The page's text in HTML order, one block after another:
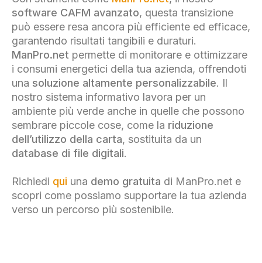
software CAFM avanzato, questa transizione
può essere resa ancora più efficiente ed efficace,
garantendo risultati tangibili e duraturi.
ManPro.net permette di monitorare e ottimizzare
i consumi energetici della tua azienda, offrendoti
una soluzione altamente personalizzabile. Il
nostro sistema informativo lavora per un
ambiente più verde anche in quelle che possono
sembrare piccole cose, come la riduzione
dell’utilizzo della carta, sostituita da un
database di file digitali.
Richiedi qui una demo gratuita di ManPro.net e
scopri come possiamo supportare la tua azienda
verso un percorso più sostenibile.